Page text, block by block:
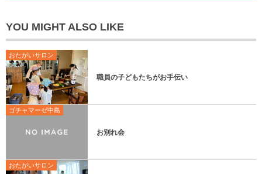
YOU MIGHT ALSO LIKE
おたがいサロン
職員の子どもたちがお手伝い
ゴチャマーゼ中島
お別れ会
おたがいサロン